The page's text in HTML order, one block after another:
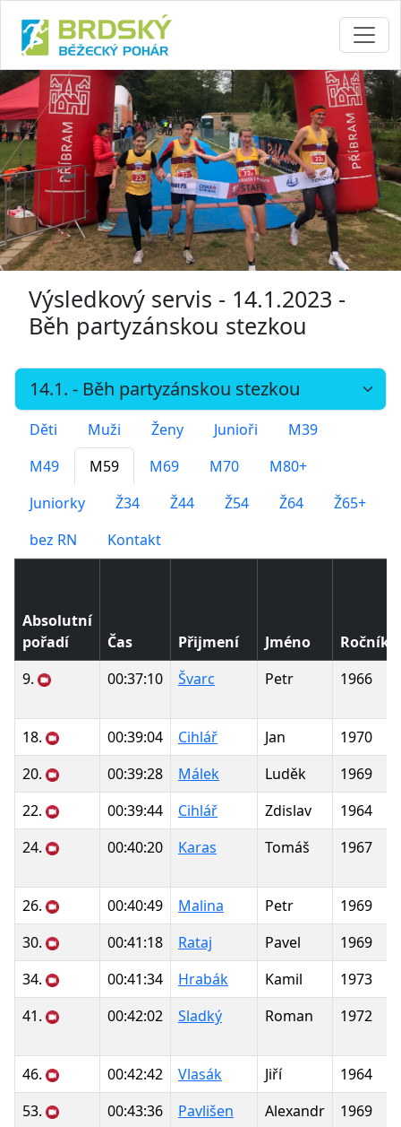
Výsledkový servis - 14.1.2023 -
Běh partyzánskou stezkou
Děti Muži Ženy Junioři
M39
M49
M59 M69 M70
M80+
Juniorky
Ž34 Ž44 Ž54 Ž64
Ž65+
bez RN
Kontakt
Absolutní
pořadí
Čas Přijmení Jméno
Ročník
9.
00:37:10 Švarc Petr 1966
18. 00:39:04 Cihlář Jan
1970
20.
00:39:28 Málek Luděk
1969
22.
00:39:44 Cihlář Zdislav
1964
24.
00:40:20 Karas Tomáš 1967
26. 00:40:49 Malina Petr
1969
30.
00:41:18 Rataj Pavel
1969
34.
00:41:34 Hrabák Kamil
1973
41.
00:42:02 Sladký Roman 1972
46. 00:42:42 Vlasák Jiří
1964
53.
00:43:36 Pavlišen Alexandr 1969